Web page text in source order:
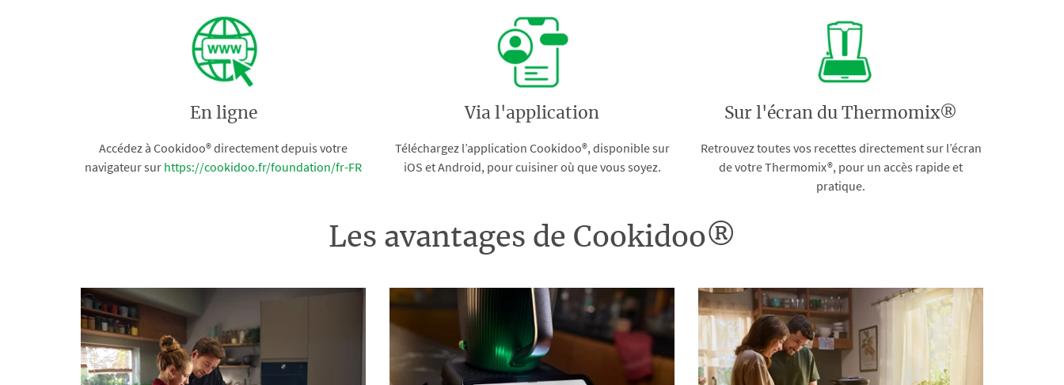
En ligne
Accédez à Cookidoo® directement depuis votre
navigateur sur https://cookidoo.fr/foundation/fr-FR
Via l'application
Téléchargez l’application Cookidoo®, disponible sur
iOS et Android, pour cuisiner où que vous soyez.
Sur l'écran du Thermomix®
Retrouvez toutes vos recettes directement sur l’écran
de votre Thermomix®, pour un accès rapide et
pratique.
Les avantages de Cookidoo®